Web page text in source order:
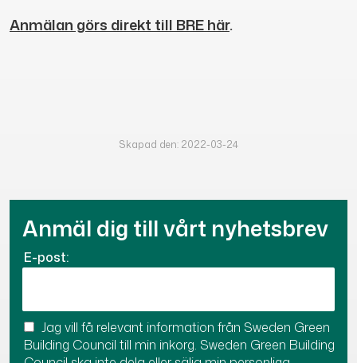
Anmälan görs direkt till BRE här.
Skapad den: 2022-03-24
Anmäl dig till vårt nyhetsbrev
E-post:
Jag vill få relevant information från Sweden Green
Building Council till min inkorg. Sweden Green Building